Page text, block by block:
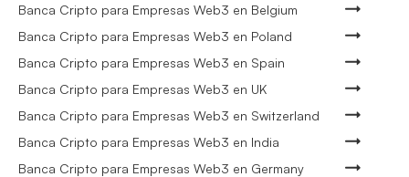
Banca Cripto para Empresas Web3 en Belgium
Banca Cripto para Empresas Web3 en Poland
Banca Cripto para Empresas Web3 en Spain
Banca Cripto para Empresas Web3 en UK
Banca Cripto para Empresas Web3 en Switzerland
Banca Cripto para Empresas Web3 en India
Banca Cripto para Empresas Web3 en Germany